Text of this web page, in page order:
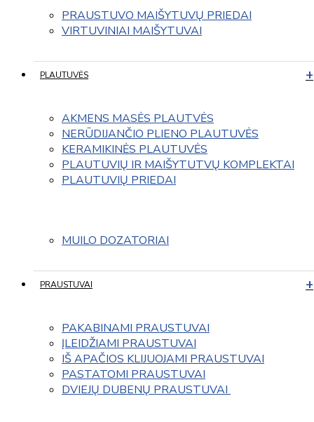
PRAUSTUVO MAIŠYTUVŲ PRIEDAI
VIRTUVINIAI MAIŠYTUVAI
PLAUTUVĖS
AKMENS MASĖS PLAUTVĖS
NERŪDIJANČIO PLIENO PLAUTUVĖS
KERAMIKINĖS PLAUTUVĖS
PLAUTUVIŲ IR MAIŠYTUTVŲ KOMPLEKTAI
PLAUTUVIŲ PRIEDAI
MUILO DOZATORIAI
PRAUSTUVAI
PAKABINAMI PRAUSTUVAI
ĮLEIDŽIAMI PRAUSTUVAI
IŠ APAČIOS KLIJUOJAMI PRAUSTUVAI
PASTATOMI PRAUSTUVAI
DVIEJŲ DUBENŲ PRAUSTUVAI